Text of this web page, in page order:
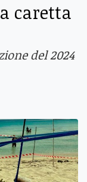
caretta
del 2024